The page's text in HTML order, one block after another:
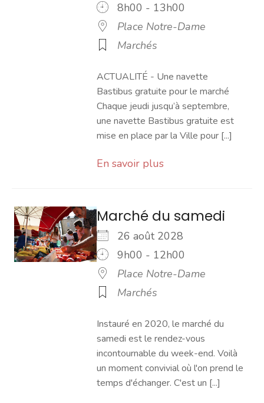
8h00 - 13h00
Place Notre-Dame
Marchés
ACTUALITÉ - Une navette
Bastibus gratuite pour le marché
Chaque jeudi jusqu’à septembre,
une navette Bastibus gratuite est
mise en place par la Ville pour [...]
En savoir plus
Marché du samedi
26 août 2028
9h00 - 12h00
Place Notre-Dame
Marchés
Instauré en 2020, le marché du
samedi est le rendez-vous
incontournable du week-end. Voilà
un moment convivial où l'on prend le
temps d'échanger. C'est un [...]